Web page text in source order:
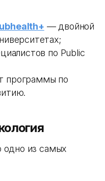
— двойной
по Public
программы по
одно из самых